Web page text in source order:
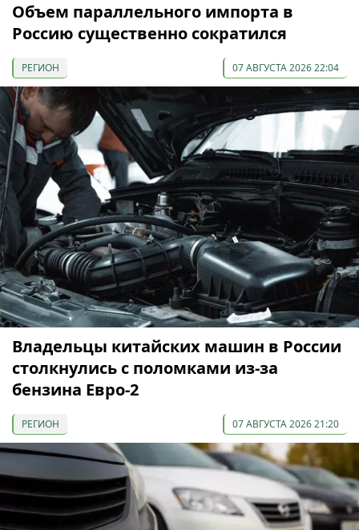
Объем параллельного импорта в
Россию существенно сократился
РЕГИОН 07 АВГУСТА 2026 22:04
Владельцы китайских машин в России
столкнулись с поломками из-за
бензина Евро-2
РЕГИОН 07 АВГУСТА 2026 21:20